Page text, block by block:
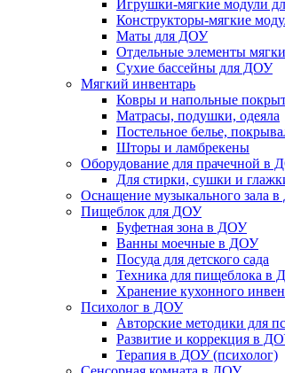
Игрушки-мягкие модули
Конструкторы-мягкие
Маты для ДОУ
Отдельные элементы
Сухие бассейны для ДОУ
Мягкий инвентарь
Ковры и напольные
Матрасы, подушки, одеяла
Постельное белье,
Шторы и ламбрекены
Оборудование для прачечной в
Для стирки, сушки и
Оснащение музыкального зала
Пищеблок для ДОУ
Буфетная зона в ДОУ
Ванны моечные в ДОУ
Посуда для детского сада
Техника для пищеблока в
Хранение кухонного
Психолог в ДОУ
Авторские методики для
Развитие и коррекция в
Терапия в ДОУ (психолог)